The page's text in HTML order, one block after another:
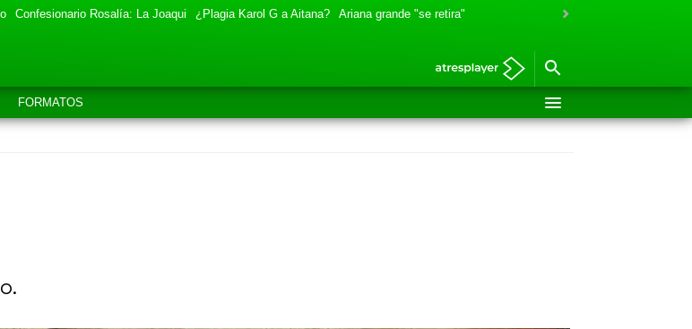
Confesionario Rosalía: La Joaqui ¿Plagia Karol G a Aitana? Ariana grande "se retira"
FORMATOS